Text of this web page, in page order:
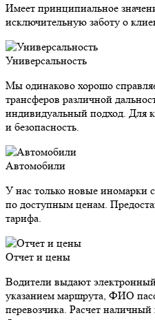
Имеет принципиальное
исключительную заботу о
Универсальность
Мы одинаково хорошо
трансферов различной
индивидуальный подход. Для
и безопасность.
Автомобили
У нас только новые иномарки
по доступным ценам.
тарифа.
Отчет и цены
Водители выдают
указанием маршрута, ФИО
перевозчика. Расчет